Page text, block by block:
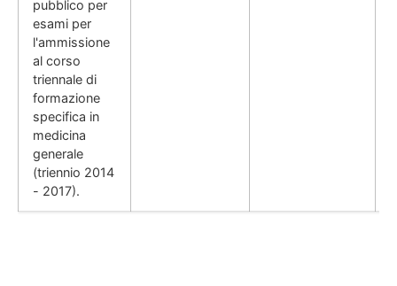
pubblico per
esami per
l'ammissione
al corso
triennale di
formazione
specifica in
medicina
generale
(triennio 2014
- 2017).